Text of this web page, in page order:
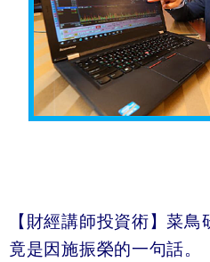
【財經講師投資術】菜
竟是因施振榮的一句話。